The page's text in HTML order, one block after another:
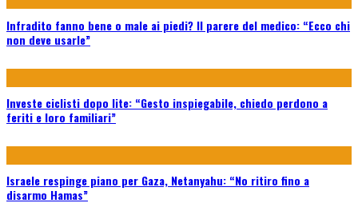
Infradito fanno bene o male ai piedi? Il parere del medico: “Ecco chi
non deve usarle”
Investe ciclisti dopo lite: “Gesto inspiegabile, chiedo perdono a
feriti e loro familiari”
Israele respinge piano per Gaza, Netanyahu: “No ritiro fino a
disarmo Hamas”